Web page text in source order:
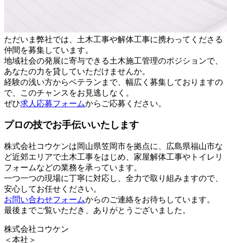
ただいま弊社では、土木工事や解体工事に携わってくださる
仲間を募集しています。
地域社会の発展に寄与できる土木施工管理のポジションで、
あなたの力を貸していただけませんか。
経験の浅い方からベテランまで、幅広く募集しておりますの
で、このチャンスをお見逃しなく。
ぜひ求人応募フォームからご応募ください。
プロの技でお手伝いいたします
株式会社コウケンは岡山県笠岡市を拠点に、広島県福山市な
ど近郊エリアで土木工事をはじめ、家屋解体工事やトイレリ
フォームなどの業務を承っています。
一つ一つの現場に丁寧に対応し、全力で取り組みますので、
安心してお任せください。
お問い合わせフォームからのご連絡をお待ちしています。
最後までご覧いただき、ありがとうございました。
株式会社コウケン
＜本社＞